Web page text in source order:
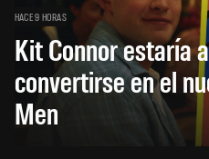
HACE 9 HORAS
Kit Connor estaría
convertirse en el
Men